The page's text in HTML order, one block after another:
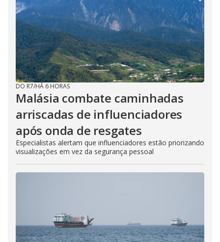
DO R7/HÁ 6 HORAS
Malásia combate caminhadas
arriscadas de influenciadores
após onda de resgates
Especialistas alertam que influenciadores estão priorizando
visualizações em vez da segurança pessoal